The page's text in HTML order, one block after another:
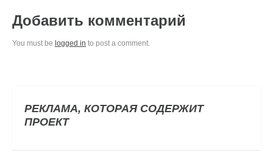
Добавить комментарий
You must be logged in to post a comment.
РЕКЛАМА, КОТОРАЯ СОДЕРЖИТ
ПРОЕКТ